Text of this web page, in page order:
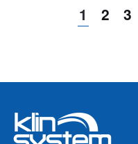
1 2 3